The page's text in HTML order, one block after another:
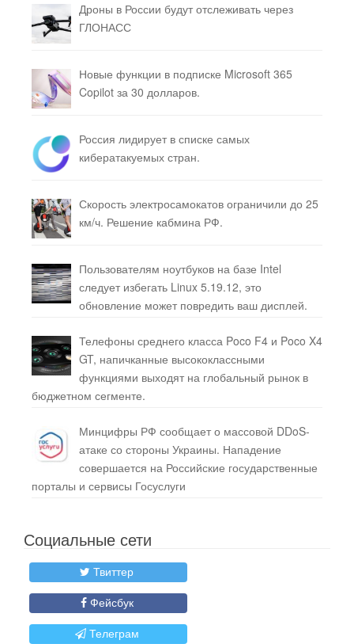
Дроны в России будут отслеживать через
ГЛОНАСС
Новые функции в подписке Microsoft 365
Copilot за 30 долларов.
Россия лидирует в списке самых
кибератакуемых стран.
Скорость электросамокатов ограничили до 25
км/ч. Решение кабмина РФ.
Пользователям ноутбуков на базе Intel
следует избегать Linux 5.19.12, это
обновление может повредить ваш дисплей.
Телефоны среднего класса Poco F4 и Poco X4
GT, напичканные высококлассными
функциями выходят на глобальный рынок в
бюджетном сегменте.
Минцифры РФ сообщает о массовой DDoS-
атаке со стороны Украины. Нападение
совершается на Российские государственные
порталы и сервисы Госуслуги
Социальные сети
Твиттер
Фейсбук
Телеграм